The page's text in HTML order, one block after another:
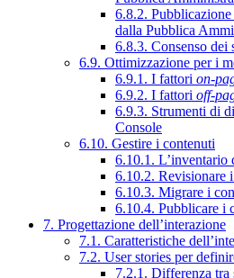
6.8.2.
dalla Pubblica
6.8.3. Consenso dei
6.9. Ottimizzazione per i
6.9.1. I fattori on-
6.9.2. I fattori off-
6.9.3. Strumenti di
Console
6.10. Gestire i contenuti
6.10.1. L’inventario
6.10.2. Revisionare
6.10.3. Migrare i
6.10.4. Pubblicare i
7. Progettazione dell’interazione
7.1. Caratteristiche
7.2. User stories per
7.2.1. Differenza tra